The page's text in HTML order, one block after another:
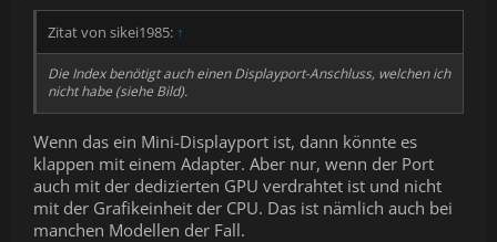
Zitat von sikei1985: ↑
Die Index benötigt auch einen Displayport-Anschluss, welchen ich
nicht habe (siehe Bild).
Wenn das ein Mini-Displayport ist, dann könnte es
klappen mit einem Adapter. Aber nur, wenn der Port
auch mit der dedizierten GPU verdrahtet ist und nicht
mit der Grafikeinheit der CPU. Das ist nämlich auch bei
manchen Modellen der Fall.